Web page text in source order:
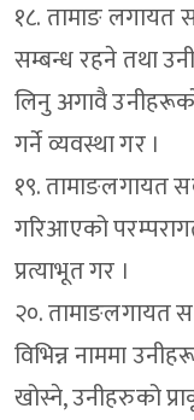
१८. तामाङ लगायत
सम्बन्ध रहने तथा
लिनु अगावै
गर्ने व्यवस्था गर ।
१९. तामाङलगायत
गरिआएको
प्रत्याभूत गर ।
२०. तामाङलगायत
विभिन्न नाममा
खोस्ने, उनीहरुको